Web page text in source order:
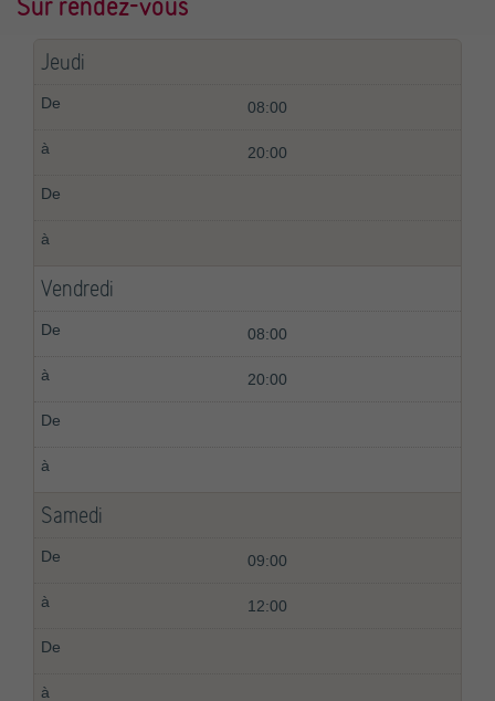
Sur rendez-vous
Jeudi
08:00
20:00
Vendredi
08:00
20:00
Samedi
09:00
12:00